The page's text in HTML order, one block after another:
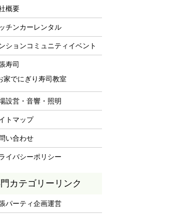
概要
チンカーレンタル
ションコミュニティイベント
寿司
家でにぎり寿司教室
設営・音響・照明
トマップ
い合わせ
イバシーポリシー
カテゴリーリンク
パーティ企画運営